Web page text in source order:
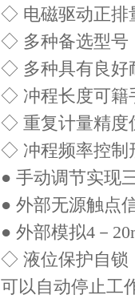
◇ 电磁驱动正排
◇ 多种备选型号
◇ 多种具有良好
◇ 冲程长度可籍
◇ 重复计量精度
◇ 冲程频率控制
● 手动调节实现
● 外部无源触点
● 外部模拟4－
◇ 液位保护自锁
可以自动停止工